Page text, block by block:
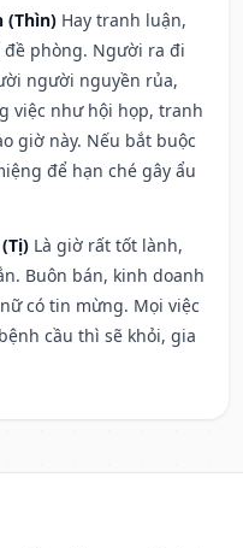
(Thìn) Hay tranh luận,
đề phòng. Người ra đi
người nguyền rủa,
việc như hội họp, tranh
giờ này. Nếu bắt buộc
để hạn ché gây ẩu
Là giờ rất tốt lành,
Buôn bán, kinh doanh
có tin mừng. Mọi việc
cầu thì sẽ khỏi, gia